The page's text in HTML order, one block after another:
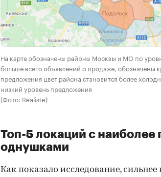
На карте обозначены районы Москвы и МО по
больше всего объявлений о продаже, обозначены
предложения цвет района становится более
низкий уровень предложения
(Фото: Realiste)
Топ-5 локаций с
однушками
Как показало исследование,